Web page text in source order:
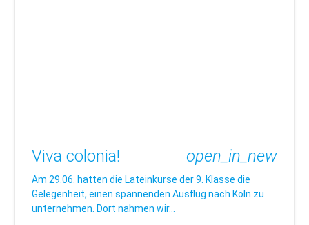
Viva colonia! open_in_new
Am 29.06. hatten die Lateinkurse der 9. Klasse die
Gelegenheit, einen spannenden Ausflug nach Köln zu
unternehmen. Dort nahmen wir…